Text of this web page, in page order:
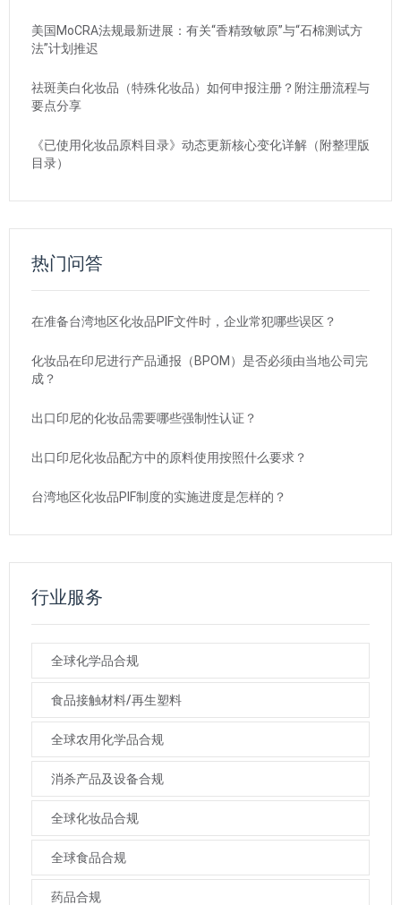
美国MoCRA法规最新进展：有关“香精致敏原”与“石棉测试方
法”计划推迟
祛斑美白化妆品（特殊化妆品）如何申报注册？附注册流程与
要点分享
《已使用化妆品原料目录》动态更新核心变化详解（附整理版
目录）
热门问答
在准备台湾地区化妆品PIF文件时，企业常犯哪些误区？
化妆品在印尼进行产品通报（BPOM）是否必须由当地公司完
成？
出口印尼的化妆品需要哪些强制性认证？
出口印尼化妆品配方中的原料使用按照什么要求？
台湾地区化妆品PIF制度的实施进度是怎样的？
行业服务
全球化学品合规
食品接触材料/再生塑料
全球农用化学品合规
消杀产品及设备合规
全球化妆品合规
全球食品合规
药品合规